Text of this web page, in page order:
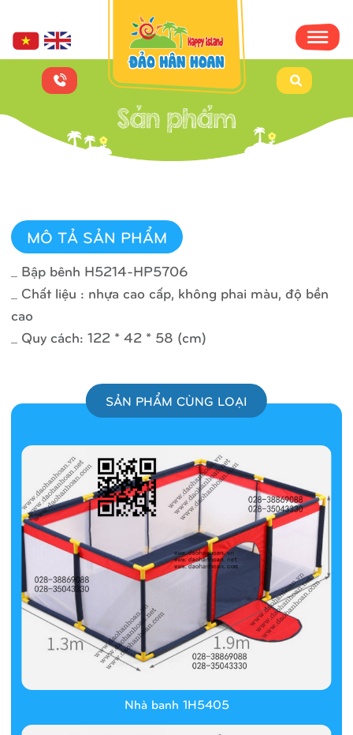
MÔ TẢ SẢN PHẨM
_ Bập bênh H5214-HP5706
_ Chất liệu : nhựa cao cấp, không phai màu, độ bền
cao
_ Quy cách: 122 * 42 * 58 (cm)
SẢN PHẨM CÙNG LOẠI
Nhà banh 1H5405